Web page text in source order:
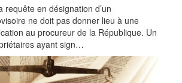
requête en désignation d’un
ne doit pas donner lieu à une
au procureur de la République. Un
ayant sign…